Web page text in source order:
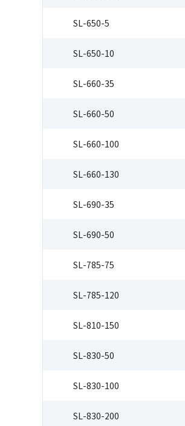
SL-650-5
SL-650-10
SL-660-35
SL-660-50
SL-660-100
SL-660-130
SL-690-35
SL-690-50
SL-785-75
SL-785-120
SL-810-150
SL-830-50
SL-830-100
SL-830-200